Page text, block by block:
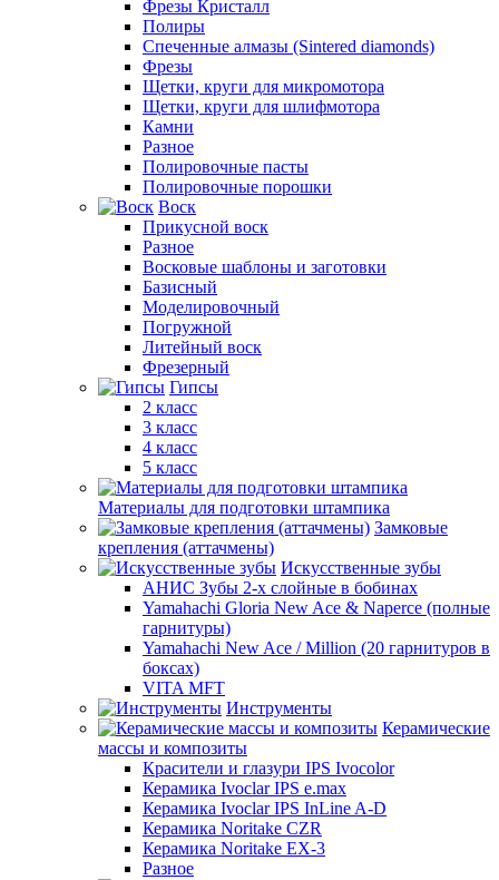
Фрезы Кристалл
Полиры
Спеченные алмазы (Sintered diamonds)
Фрезы
Щетки, круги для микромотора
Щетки, круги для шлифмотора
Камни
Разное
Полировочные пасты
Полировочные порошки
Воск
Прикусной воск
Разное
Восковые шаблоны и заготовки
Базисный
Моделировочный
Погружной
Литейный воск
Фрезерный
Гипсы
2 класс
3 класс
4 класс
5 класс
Материалы для подготовки штампика
Замковые
крепления (аттачмены)
Искусственные зубы
АНИС Зубы 2-х слойные в бобинах
Yamahachi Gloria New Ace & Naperce (полные
гарнитуры)
Yamahachi New Ace / Million (20 гарнитуров в
боксах)
VITA MFT
Инструменты
Керамические
массы и композиты
Красители и глазури IPS Ivocolor
Керамика Ivoclar IPS e.max
Керамика Ivoclar IPS InLine A-D
Керамика Noritake CZR
Керамика Noritake EX-3
Разное